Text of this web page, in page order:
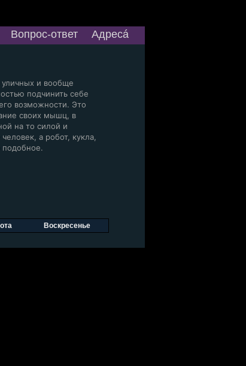
Вопрос-ответ Адресá
и вообще
подчинить себе
возможности. Это
своих мышц, в
на то силой и
а робот, кукла,
подобное.
Воскресенье